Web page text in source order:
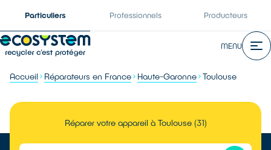
Particuliers Professionnels Producteurs
MENU
Accueil Réparateurs en France Haute-Garonne Toulouse
Réparer votre appareil à Toulouse (31)